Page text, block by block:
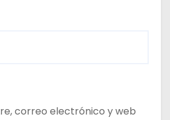
correo electrónico y web